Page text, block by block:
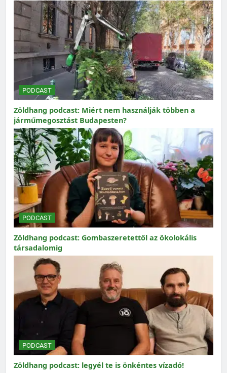
PODCAST
Zöldhang podcast: Miért nem használják többen a
járműmegosztást Budapesten?
PODCAST
Zöldhang podcast: Gombaszeretettől az ökolokális
társadalomig
PODCAST
Zöldhang podcast: legyél te is önkéntes vízadó!